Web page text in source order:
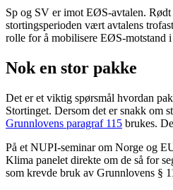
Sp og SV er imot EØS-avtalen. Rødt
stortingsperioden vært avtalens
rolle for å mobilisere EØS-motstand i
Nok en stor pakke
Det er et viktig spørsmål hvordan
Stortinget. Dersom det er snakk om
Grunnlovens paragraf 115 brukes.
På et NUPI-seminar om Norge og
Klima panelet direkte om de så for
som krevde bruk av Grunnlovens §